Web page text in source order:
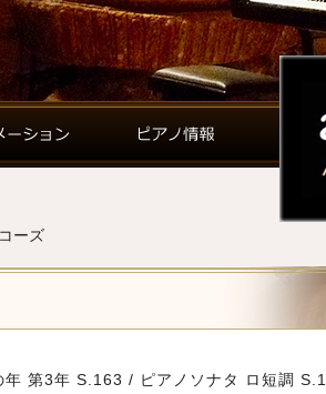
ーズ
第3年 S.163 / ピアノソナタ ロ短調